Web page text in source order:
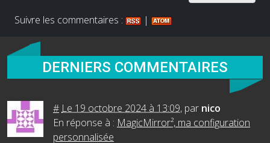
Suivre les commentaires : |
DERNIERS COMMENTAIRES
# Le 19 octobre 2024 à 13:09, par nico
En réponse à : MagicMirror², ma configuration
personnalisée